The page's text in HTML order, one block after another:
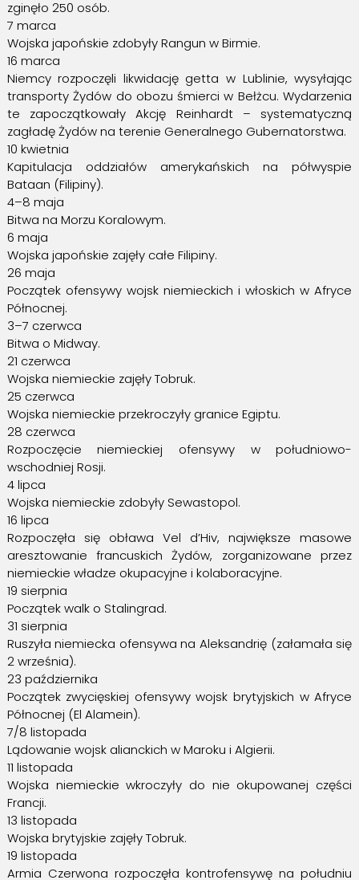
zginęło 250 osób.
7 marca
Wojska japońskie zdobyły Rangun w Birmie.
16 marca
Niemcy rozpoczęli likwidację getta w Lublinie, wysyłając
transporty Żydów do obozu śmierci w Bełżcu. Wydarzenia
te zapoczątkowały Akcję Reinhardt – systematyczną
zagładę Żydów na terenie Generalnego Gubernatorstwa.
10 kwietnia
Kapitulacja oddziałów amerykańskich na półwyspie
Bataan (Filipiny).
4–8 maja
Bitwa na Morzu Koralowym.
6 maja
Wojska japońskie zajęły całe Filipiny.
26 maja
Początek ofensywy wojsk niemieckich i włoskich w Afryce
Północnej.
3–7 czerwca
Bitwa o Midway.
21 czerwca
Wojska niemieckie zajęły Tobruk.
25 czerwca
Wojska niemieckie przekroczyły granice Egiptu.
28 czerwca
Rozpoczęcie niemieckiej ofensywy w południowo-
wschodniej Rosji.
4 lipca
Wojska niemieckie zdobyły Sewastopol.
16 lipca
Rozpoczęła się obława Vel d’Hiv, największe masowe
aresztowanie francuskich Żydów, zorganizowane przez
niemieckie władze okupacyjne i kolaboracyjne.
19 sierpnia
Początek walk o Stalingrad.
31 sierpnia
Ruszyła niemiecka ofensywa na Aleksandrię (załamała się
2 września).
23 października
Początek zwycięskiej ofensywy wojsk brytyjskich w Afryce
Północnej (El Alamein).
7/8 listopada
Lądowanie wojsk alianckich w Maroku i Algierii.
11 listopada
Wojska niemieckie wkroczyły do nie okupowanej części
Francji.
13 listopada
Wojska brytyjskie zajęły Tobruk.
19 listopada
Armia Czerwona rozpoczęła kontrofensywę na południu